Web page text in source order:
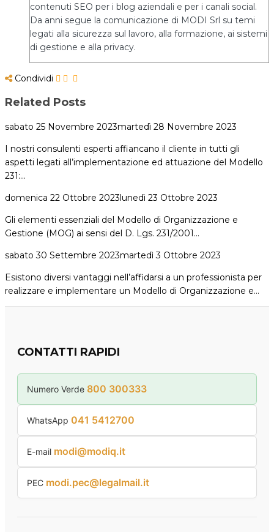
contenuti SEO per i blog aziendali e per i canali social.
Da anni segue la comunicazione di MODI Srl su temi
legati alla sicurezza sul lavoro, alla formazione, ai sistemi
di gestione e alla privacy.
Condividi
Related Posts
sabato 25 Novembre 2023martedì 28 Novembre 2023
I nostri consulenti esperti affiancano il cliente in tutti gli
aspetti legati all’implementazione ed attuazione del Modello
231:…
domenica 22 Ottobre 2023lunedì 23 Ottobre 2023
Gli elementi essenziali del Modello di Organizzazione e
Gestione (MOG) ai sensi del D. Lgs. 231/2001…
sabato 30 Settembre 2023martedì 3 Ottobre 2023
Esistono diversi vantaggi nell’affidarsi a un professionista per
realizzare e implementare un Modello di Organizzazione e…
CONTATTI RAPIDI
Numero Verde 800 300333
WhatsApp 041 5412700
E-mail modi@modiq.it
PEC modi.pec@legalmail.it